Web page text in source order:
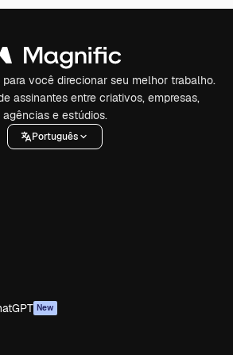
você direcionar seu melhor trabalho.
assinantes entre criativos, empresas,
agências e estúdios.
Português
New